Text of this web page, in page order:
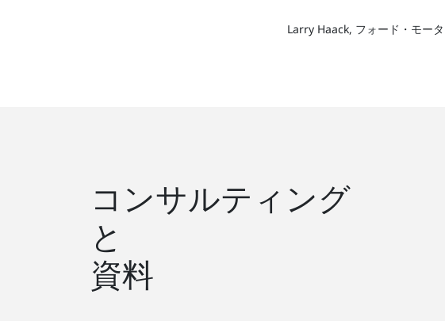
Larry Haack, フォード・モー
コンサルティング
と
資料